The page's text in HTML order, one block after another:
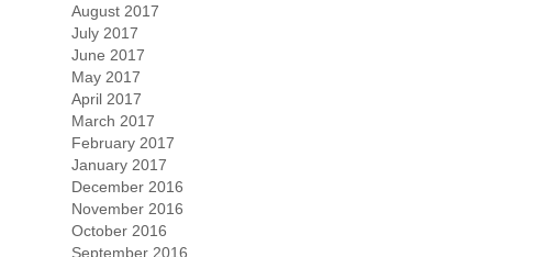
August 2017
July 2017
June 2017
May 2017
April 2017
March 2017
February 2017
January 2017
December 2016
November 2016
October 2016
September 2016